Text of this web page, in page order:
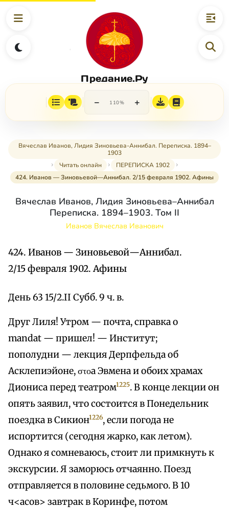
Предание.Ру
− 110% +
Вячеслав Иванов, Лидия Зиновьева-Аннибал. Переписка. 1894–
1903
Читать онлайн
ПЕРЕПИСКА 1902
424. Иванов — Зиновьевой—Аннибал. 2/15 февраля 1902. Афины
Вячеслав Иванов, Лидия Зиновьева–Аннибал
Переписка. 1894–1903. Том II
Иванов Вячеслав Иванович
424. Иванов — Зиновьевой—Аннибал.
2/15 февраля 1902. Афины
День 63 15/2.II Субб. 9 ч. в.
Друг Лиля! Утром — почта, справка о
mandat — пришел! — Институт;
пополудни — лекция Дерпфельда об
Асклепиэйоне, στοа Эвмена и обоих храмах
Диониса перед театром1225. В конце лекции он
опять заявил, что состоится в Понедельник
поездка в Сикион1226, если погода не
испортится (сегодня жарко, как летом).
Однако я сомневаюсь, стоит ли примкнуть к
экскурсии. Я заморюсь отчаянно. Поезд
отправляется в половине седьмого. В 10
ч<асов> завтрак в Коринфе, потом